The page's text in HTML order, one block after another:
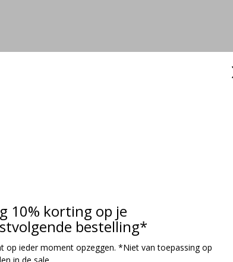
10% korting op je
bestelling*
op ieder moment opzeggen. *Niet van toepassing op
in de sale
1 of the 1 products